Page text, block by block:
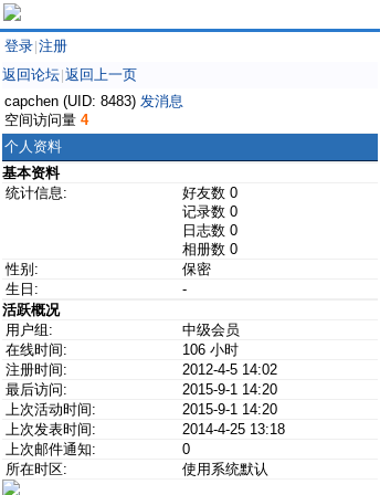
登录 注册
返回论坛 返回上一页
capchen (UID: 8483) 发消息
空间访问量 4
个人资料
基本资料
统计信息:
好友数 0
记录数 0
日志数 0
相册数 0
性别:
保密
生日:
-
活跃概况
用户组:
中级会员
在线时间:
106 小时
注册时间:
2012-4-5 14:02
最后访问:
2015-9-1 14:20
上次活动时间:
2015-9-1 14:20
上次发表时间:
2014-4-25 13:18
上次邮件通知:
0
所在时区:
使用系统默认